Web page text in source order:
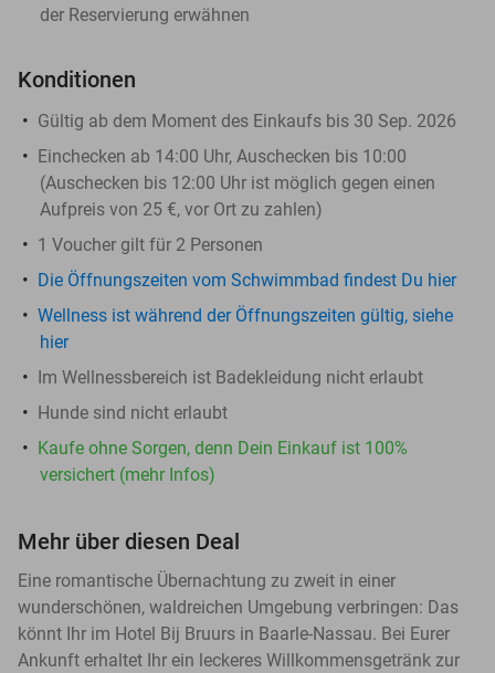
der Reservierung erwähnen
Konditionen
Gültig ab dem Moment des Einkaufs bis 30 Sep. 2026
Einchecken ab 14:00 Uhr, Auschecken bis 10:00
(Auschecken bis 12:00 Uhr ist möglich gegen einen
Aufpreis von 25 €, vor Ort zu zahlen)
1 Voucher gilt für 2 Personen
Die Öffnungszeiten vom Schwimmbad findest Du hier
Wellness ist während der Öffnungszeiten gültig, siehe
hier
Im Wellnessbereich ist Badekleidung nicht erlaubt
Hunde sind nicht erlaubt
Kaufe ohne Sorgen, denn Dein Einkauf ist 100%
versichert (mehr Infos)
Mehr über diesen Deal
Eine romantische Übernachtung zu zweit in einer
wunderschönen, waldreichen Umgebung verbringen: Das
könnt Ihr im Hotel Bij Bruurs in Baarle-Nassau. Bei Eurer
Ankunft erhaltet Ihr ein leckeres Willkommensgetränk zur